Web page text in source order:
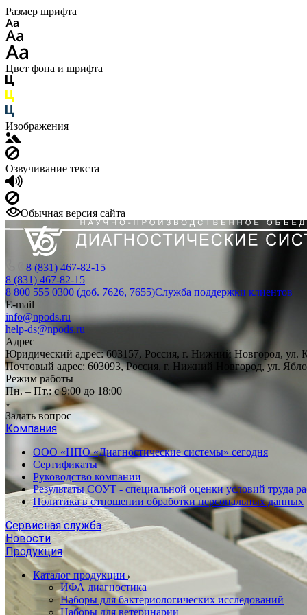
Размер шрифта
Цвет фона и шрифта
Изображения
Озвучивание текста
Обычная версия сайта
8 (831) 467-82-15
8 (831) 467-82-15
8 800 555 0300 (доб. 7626, 7655)Служба поддержки клиентов
E-mail
info@npods.ru
help-ds@npods.ru
Адрес
Юридический адрес: 603157, Россия, г. Нижний Новгород, ул.
Почтовый адрес: 603093, Россия, г. Нижний Новгород, ул.
Режим работы
Пн. – Пт.: с 9:00 до 18:00
Задать вопрос
Компания
ООО «НПО «Диагностические системы» сегодня
Сертификаты
Руководство компании
Результаты СОУТ - специальной оценки условий труда
Политика в отношении обработки персональных данных
Сервисная служба
Новости
Продукция
Каталог продукции
ИФА диагностика
Наборы для бактериологических исследований
Наборы для ветеринарии